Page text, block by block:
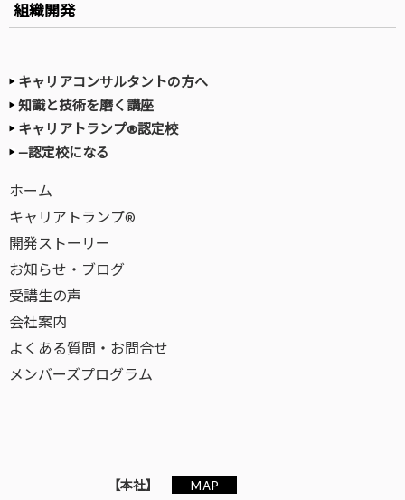
組織開発
キャリアコンサルタントの方へ
知識と技術を磨く講座
キャリアトランプ®認定校
—認定校になる
ホーム
キャリアトランプ®
開発ストーリー
お知らせ・ブログ
受講生の声
会社案内
よくある質問・お問合せ
メンバーズプログラム
【本社】 MAP